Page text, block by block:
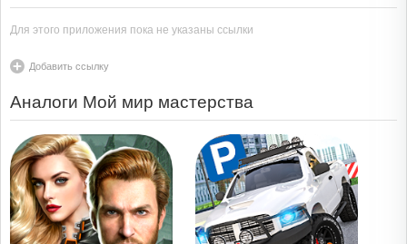
Для этого приложения пока не указаны ссылки
Добавить ссылку
Аналоги Мой мир мастерства